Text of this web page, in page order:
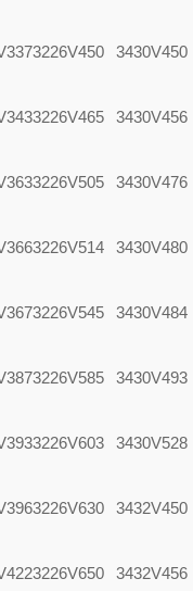
3226V450 3430V450
3226V465 3430V456
3226V505 3430V476
3226V514 3430V480
3226V545 3430V484
3226V585 3430V493
3226V603 3430V528
3226V630 3432V450
3226V650 3432V456